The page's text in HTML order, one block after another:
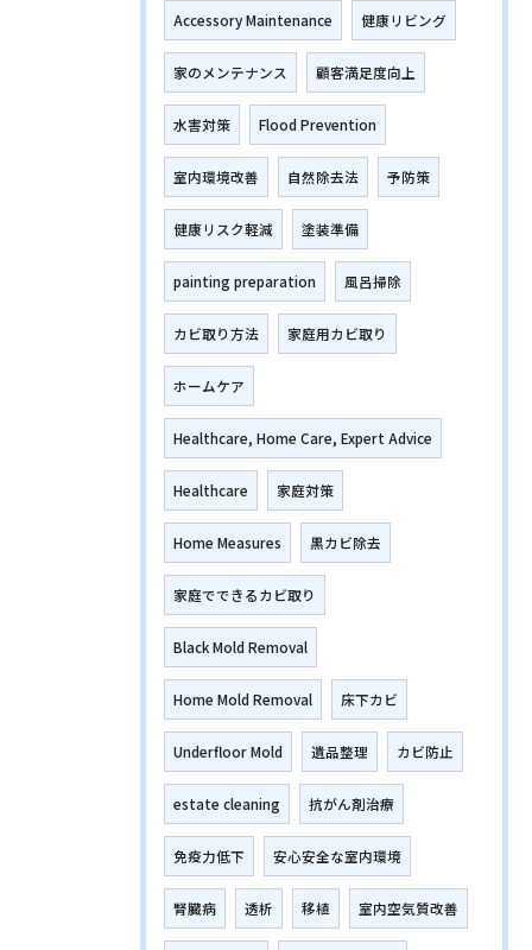
Accessory Maintenance 健康リビング
家のメンテナンス 顧客満足度向上
水害対策 Flood Prevention
室内環境改善 自然除去法 予防策
健康リスク軽減 塗装準備
painting preparation 風呂掃除
カビ取り方法 家庭用カビ取り
ホームケア
Healthcare, Home Care, Expert Advice
Healthcare 家庭対策
Home Measures 黒カビ除去
家庭でできるカビ取り
Black Mold Removal
Home Mold Removal 床下カビ
Underfloor Mold 遺品整理 カビ防止
estate cleaning 抗がん剤治療
免疫力低下 安心安全な室内環境
腎臓病 透析 移植 室内空気質改善